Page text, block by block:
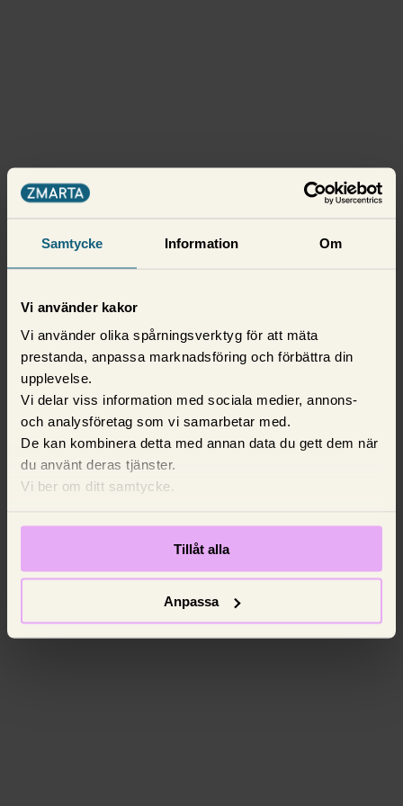
Samtycke Information Om
Vi använder kakor
Vi använder olika spårningsverktyg för att mäta
prestanda, anpassa marknadsföring och förbättra din
upplevelse.
Vi delar viss information med sociala medier, annons-
och analysföretag som vi samarbetar med.
De kan kombinera detta med annan data du gett dem när
du använt deras tjänster.
Vi ber om ditt samtycke.
Tillåt alla
Anpassa